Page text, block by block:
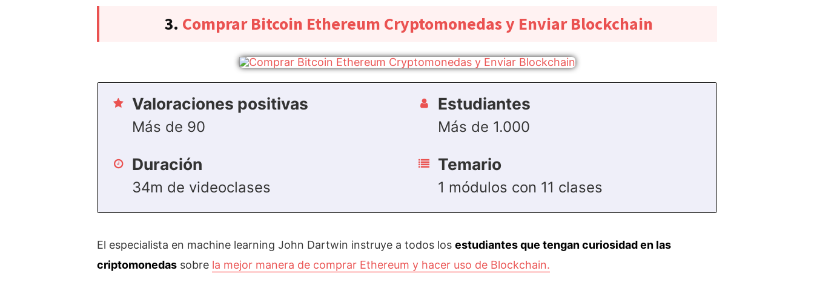
3. Comprar Bitcoin Ethereum Cryptomonedas y Enviar Blockchain
Valoraciones positivas
Más de 90
Duración
34m de videoclases
Estudiantes
Más de 1.000
Temario
1 módulos con 11 clases
El especialista en machine learning John Dartwin instruye a todos los estudiantes que tengan curiosidad en las
criptomonedas sobre la mejor manera de comprar Ethereum y hacer uso de Blockchain.